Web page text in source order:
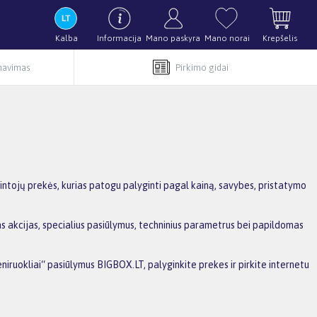
Kalba Informacija Mano paskyra Mano norai Krepšelis
Pirkimo gidai
prekės, kurias patogu palyginti pagal kainą, savybes, pristatymo
specialius pasiūlymus, techninius parametrus bei papildomas
pasiūlymus BIGBOX.LT, palyginkite prekes ir pirkite internetu